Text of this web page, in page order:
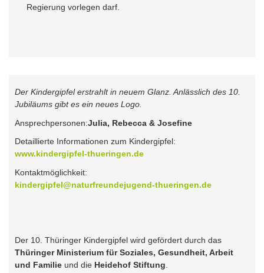
Regierung vorlegen darf.
Der Kindergipfel erstrahlt in neuem Glanz. Anlässlich des 10.
Jubiläums gibt es ein neues Logo.
Ansprechpersonen:Julia, Rebecca & Josefine
Detaillierte Informationen zum Kindergipfel:
www.kindergipfel-thueringen.de
Kontaktmöglichkeit:
kindergipfel@naturfreundejugend-thueringen.de
Der 10. Thüringer Kindergipfel wird gefördert durch das
Thüringer Ministerium für Soziales, Gesundheit, Arbeit
und Familie und die Heidehof Stiftung